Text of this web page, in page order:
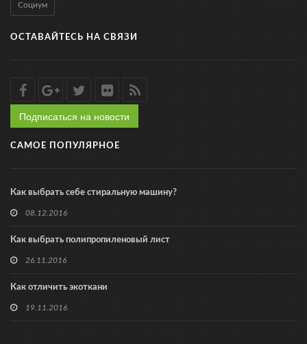
Социум
ОСТАВАЙТЕСЬ НА СВЯЗИ
Подписаться на новости
САМОЕ ПОПУЛЯРНОЕ
Как выбрать себе стиральную машину?
08.12.2016
Как выбрать полипропиленовый лист
26.11.2016
Как отличить экоткани
19.11.2016